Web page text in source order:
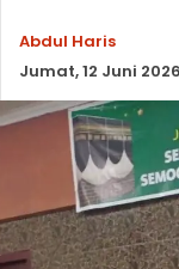
Abdul Haris
Jumat, 12 Juni